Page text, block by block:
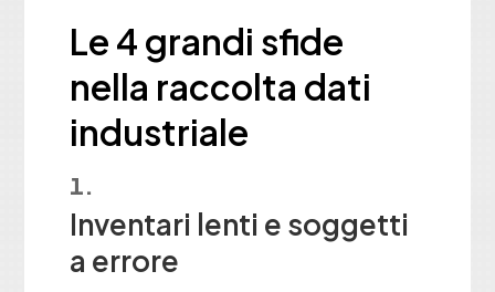
Le 4 grandi sfide
nella raccolta dati
industriale
Inventari lenti e soggetti
a errore